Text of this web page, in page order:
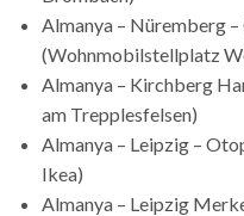
Almanya – Nüremberg
(Wohnmobilstellplatz
Almanya – Kirchberg
am Trepplesfelsen)
Almanya – Leipzig –
Ikea)
Almanya – Leipzig